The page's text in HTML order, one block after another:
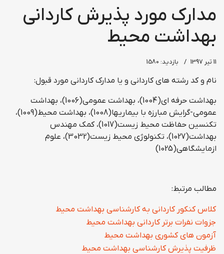
مدارک مورد پذیرش کاردانی
بهداشت محیط
11 تیر 1397 بازدید: 1580
نام و کد رشته های کاردانی و یا مدارک کاردانی مورد قبول:
بهداشت حرفه ای(1004)، بهداشت عمومی(1006)، بهداشت
عمومی-گرایش مبارزه با بیماریها(1008)، بهداشت محیط(1009)،
تکنسین حفاظت محیط زیست(1017)، کمک مهندس
بهداشت(1027)، تکنولوژی محیط زیست(3032)، علوم
ازمایشگاهی(1025)
مطالب مرتبط:
کلاس کنکور کاردانی به کارشناسی بهداشت محيط
جزوات نفرات برتر کاردانی بهداشت محيط
آزمون های كشوری بهداشت محيط
ظرفیت پذیرش کارشناسی بهداشت محیط